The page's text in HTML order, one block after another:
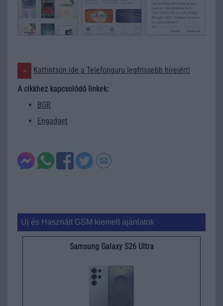
Kattintson ide a Telefonguru legfrissebb híreiért!
A cikkhez kapcsolódó linkek:
BGR
Engadget
Új és Használt GSM kiemelt ajánlatok
Samsung Galaxy S26 Ultra